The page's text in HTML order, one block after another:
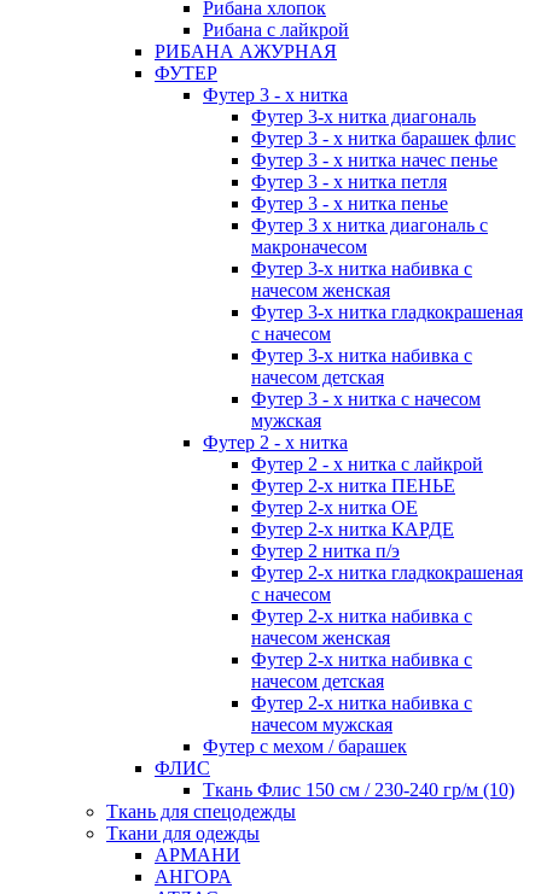
Рибана хлопок
Рибана с лайкрой
РИБАНА АЖУРНАЯ
ФУТЕР
Футер 3 - х нитка
Футер 3-х нитка диагональ
Футер 3 - х нитка барашек флис
Футер 3 - х нитка начес пенье
Футер 3 - х нитка петля
Футер 3 - х нитка пенье
Футер 3 х нитка диагональ с
макроначесом
Футер 3-х нитка набивка с
начесом женская
Футер 3-х нитка гладкокрашеная
с начесом
Футер 3-х нитка набивка с
начесом детская
Футер 3 - х нитка с начесом
мужская
Футер 2 - х нитка
Футер 2 - х нитка с лайкрой
Футер 2-х нитка ПЕНЬЕ
Футер 2-х нитка ОЕ
Футер 2-х нитка КАРДЕ
Футер 2 нитка п/э
Футер 2-х нитка гладкокрашеная
с начесом
Футер 2-х нитка набивка с
начесом женская
Футер 2-х нитка набивка с
начесом детская
Футер 2-х нитка набивка с
начесом мужская
Футер с мехом / барашек
ФЛИС
Ткань Флис 150 см / 230-240 гр/м (10)
Ткань для спецодежды
Ткани для одежды
АРМАНИ
АНГОРА